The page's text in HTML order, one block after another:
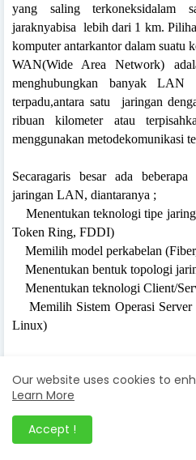
yang saling terkoneksidalam
jaraknyabisa lebih dari 1 km.
komputer antarkantor dalam suatu
WAN(Wide Area Network)
menghubungkan banyak LAN
terpadu,antara satu
jaringan
ribuan kilometer atau
menggunakan metodekomunikasi
Secaragaris besar ada
jaringan LAN, diantaranya ;
Menentukan teknologi tipe
Token Ring, FDDI)
Memilih model perkabelan
Menentukan bentuk topologi
Menentukan teknologi Client/
Memilih Sistem Operasi
Linux)
data dari local networkmenuju
client pada local network
Our website uses cookies to
Learn More
Accept !